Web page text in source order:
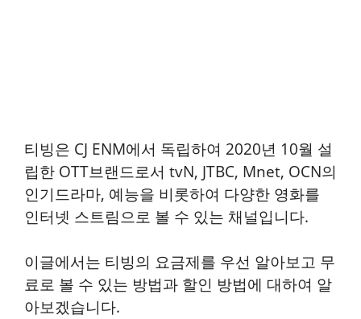
티빙은 CJ ENM에서 독립하여 2020년 10월 설
립한 OTT브랜드로서 tvN, JTBC, Mnet, OCN의
인기드라마, 예능을 비롯하여 다양한 영화를
인터넷 스트림으로 볼 수 있는 채널입니다.
이글에서는 티빙의 요금제를 우선 알아보고 무
료로 볼 수 있는 방법과 할인 방법에 대하여 알
아보겠습니다.